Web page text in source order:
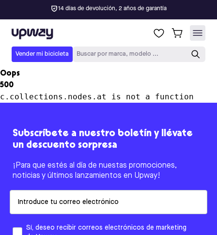
14 días de devolución, 2 años de garantía
Upway
Vender mi bicicleta Buscar por marca, modelo ...
Oops
500
c.collections.nodes.at is not a function
Subscríbete a nuestro boletín y llévate
un descuento sorpresa
¡Para que estés al día de nuestas promociones,
noticias y últimos lanzamientos en Upway!
Sí, deseo recibir correos electrónicos de marketing